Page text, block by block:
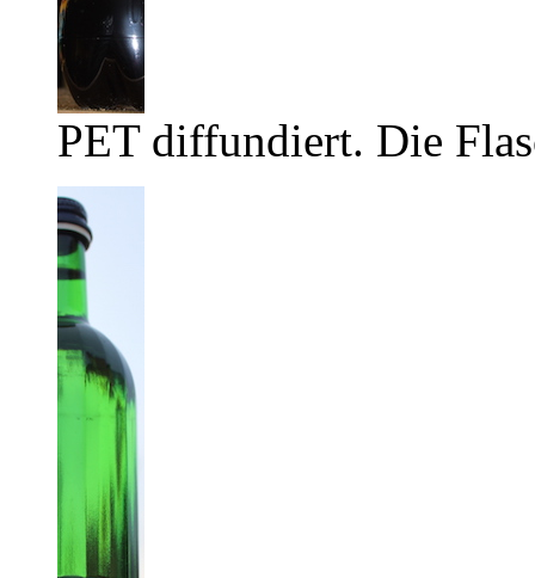
PET diffundiert. Die